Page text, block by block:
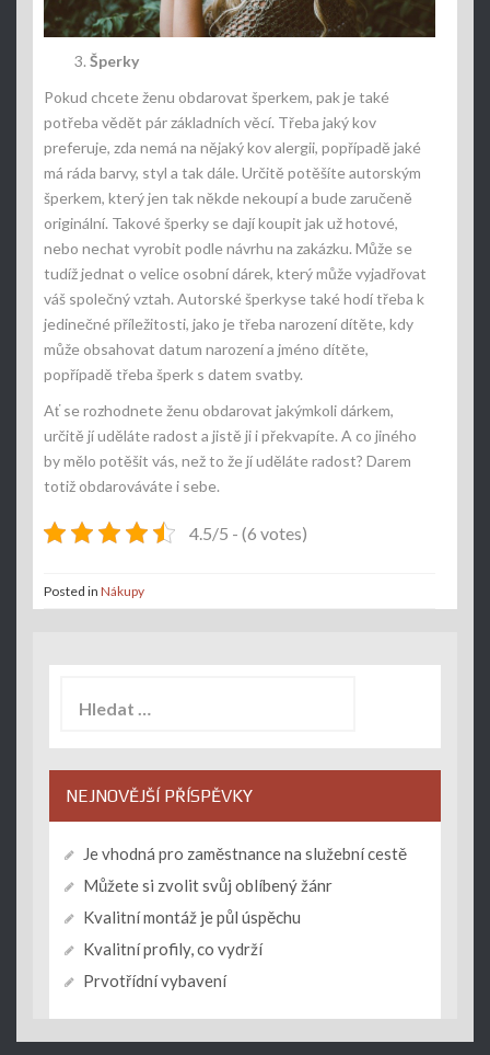
Šperky
Pokud chcete ženu obdarovat šperkem, pak je také
potřeba vědět pár základních věcí. Třeba jaký kov
preferuje, zda nemá na nějaký kov alergii, popřípadě jaké
má ráda barvy, styl a tak dále. Určitě potěšíte autorským
šperkem, který jen tak někde nekoupí a bude zaručeně
originální. Takové šperky se dají koupit jak už hotové,
nebo nechat vyrobit podle návrhu na zakázku. Může se
tudíž jednat o velice osobní dárek, který může vyjadřovat
váš společný vztah. Autorské šperkyse také hodí třeba k
jedinečné příležitosti, jako je třeba narození dítěte, kdy
může obsahovat datum narození a jméno dítěte,
popřípadě třeba šperk s datem svatby.
Ať se rozhodnete ženu obdarovat jakýmkoli dárkem,
určitě jí uděláte radost a jistě ji i překvapíte. A co jiného
by mělo potěšit vás, než to že jí uděláte radost? Darem
totiž obdarováváte i sebe.
4.5/5 - (6 votes)
Posted in Nákupy
NEJNOVĚJŠÍ PŘÍSPĚVKY
Je vhodná pro zaměstnance na služební cestě
Můžete si zvolit svůj oblíbený žánr
Kvalitní montáž je půl úspěchu
Kvalitní profily, co vydrží
Prvotřídní vybavení